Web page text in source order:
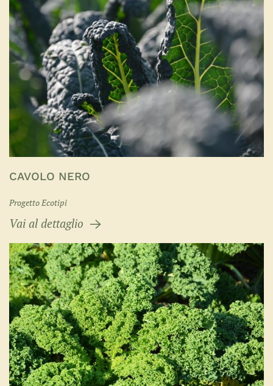
CAVOLO NERO
Progetto Ecotipi
Vai al dettaglio